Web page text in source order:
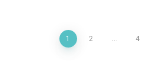
Stronicowanie
1 2 … 4